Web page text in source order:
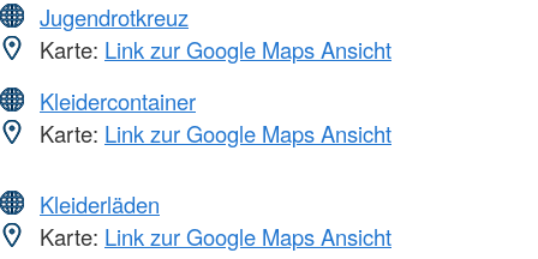
Jugendrotkreuz
Karte: Link zur Google Maps Ansicht
Kleidercontainer
Karte: Link zur Google Maps Ansicht
Kleiderläden
Karte: Link zur Google Maps Ansicht